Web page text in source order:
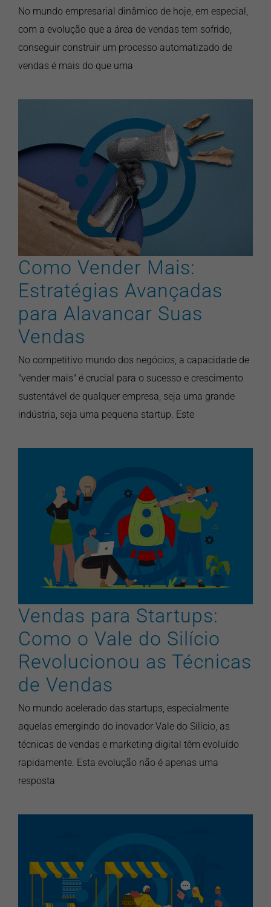
No mundo empresarial dinâmico de hoje, em especial,
com a evolução que a área de vendas tem sofrido,
conseguir construir um processo automatizado de
vendas é mais do que uma
Como Vender Mais:
Estratégias Avançadas para
Alavancar Suas Vendas
artigos pontonews vendas
Como Vender Mais:
Estratégias Avançadas
para Alavancar Suas
Vendas
No competitivo mundo dos negócios, a capacidade de
"vender mais" é crucial para o sucesso e crescimento
sustentável de qualquer empresa, seja uma grande
indústria, seja uma pequena startup. Este
Vendas para Startups: Como
o Vale do Silício
Revolucionou as Técnicas de
Vendas
inovação
Vendas para Startups:
Como o Vale do Silício
Revolucionou as Técnicas
de Vendas
No mundo acelerado das startups, especialmente
aquelas emergindo do inovador Vale do Silício, as
técnicas de vendas e marketing digital têm evoluído
rapidamente. Esta evolução não é apenas uma
resposta
Evolução das Vendas: Uma
Jornada Através do Tempo